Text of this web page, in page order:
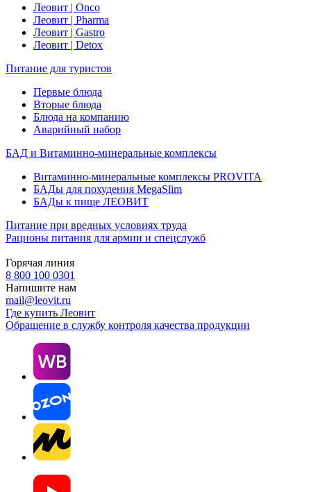
Леовит | Onco
Леовит | Pharma
Леовит | Gastro
Леовит | Detox
Питание для туристов
Первые блюда
Вторые блюда
Блюда на компанию
Аварийный набор
БАД и Витаминно-минеральные комплексы
Витаминно-минеральные комплексы PROVITA
БАДы для похудения MegaSlim
БАДы к пище ЛЕОВИТ
Питание при вредных условиях труда
Рационы питания для армии и спецслужб
Горячая линия
8 800 100 0301
Напишите нам
mail@leovit.ru
Где купить Леовит
Обращение в службу контроля качества продукции